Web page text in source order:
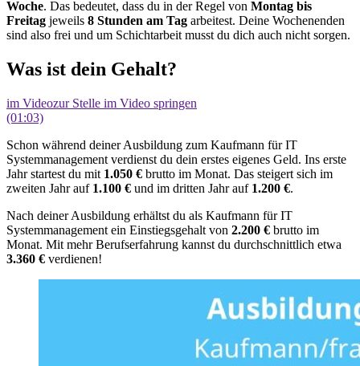
Woche. Das bedeutet, dass du in der Regel von Montag bis
Freitag jeweils 8 Stunden am Tag arbeitest. Deine Wochenenden
sind also frei und um Schichtarbeit musst du dich auch nicht sorgen.
Was ist dein Gehalt?
im Videozur Stelle im Video springen
(01:03)
Schon während deiner Ausbildung zum Kaufmann für IT
Systemmanagement verdienst du dein erstes eigenes Geld. Ins erste
Jahr startest du mit 1.050 € brutto im Monat. Das steigert sich im
zweiten Jahr auf 1.100 € und im dritten Jahr auf 1.200 €.
Nach deiner Ausbildung erhältst du als Kaufmann für IT
Systemmanagement ein Einstiegsgehalt von 2.200 € brutto im
Monat. Mit mehr Berufserfahrung kannst du durchschnittlich etwa
3.360 € verdienen!